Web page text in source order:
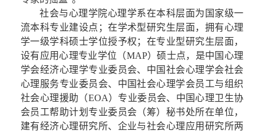
社会与心理学院心理学系在本科层面为国家级一
流本科专业建设点；在学术型研究生层面，拥有心理
学一级学科硕士学位授予权；在专业型研究生层面，
设有应用心理专业学位（MAP）硕士点，是中国心理
学会经济心理学专业委员会、中国社会心理学会社会
心理服务专业委员会、中国社会心理学会员工与组织
社会心理援助（EOA）专业委员会、中国心理卫生协
会员工帮助计划专业委员会（筹）秘书处所在单位，
建有经济心理研究所、企业与社会心理应用研究所两